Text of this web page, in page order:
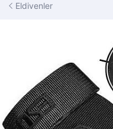
Eldivenler